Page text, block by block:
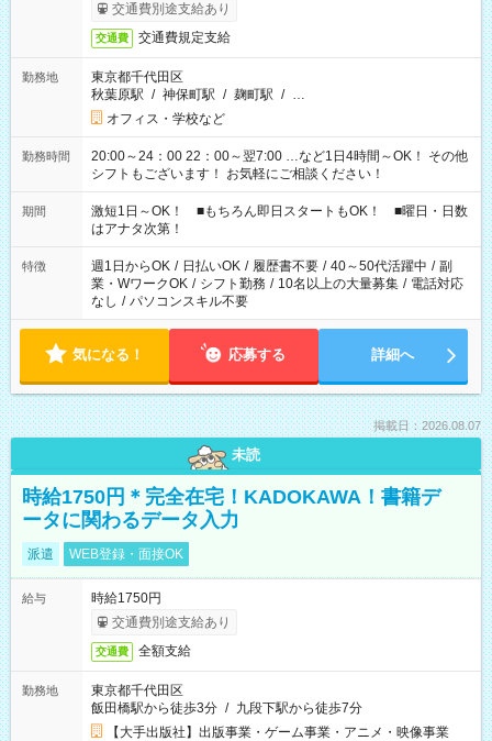
交通費別途支給あり
交通費 交通費規定支給
勤務地
東京都千代田区
秋葉原駅 / 神保町駅 / 麹町駅 / …
オフィス・学校など
勤務時間
20:00～24：00 22：00～翌7:00 …など1日4時間～OK！ その他
シフトもございます！ お気軽にご相談ください！
期間
激短1日～OK！ ■もちろん即日スタートもOK！ ■曜日・日数
はアナタ次第！
特徴 週1日からOK / 日払いOK / 履歴書不要 / 40～50代活躍中 / 副
業・WワークOK / シフト勤務 / 10名以上の大量募集 / 電話対応
なし / パソコンスキル不要
気になる！ 応募する 詳細へ
掲載日：2026.08.07
未読
時給1750円＊完全在宅！KADOKAWA！書籍デ
ータに関わるデータ入力
派遣 WEB登録・面接OK
給与
時給1750円
交通費別途支給あり
交通費 全額支給
勤務地
東京都千代田区
飯田橋駅から徒歩3分 / 九段下駅から徒歩7分
【大手出版社】出版事業・ゲーム事業・アニメ・映像事業